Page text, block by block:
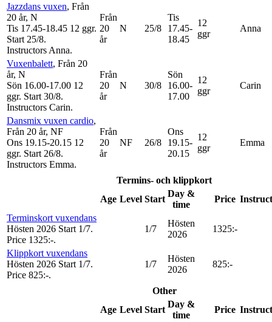
Jazzdans vuxen, Från
20 år, N
Tis 17.45-18.45 12 ggr.
Start 25/8.
Instructors Anna.
Från
20
år
N 25/8
Tis
17.45-
18.45
12
ggr
Anna
Vuxenbalett, Från 20
år, N
Sön 16.00-17.00 12
ggr. Start 30/8.
Instructors Carin.
Från
20
år
N 30/8
Sön
16.00-
17.00
12
ggr
Carin
Dansmix vuxen cardio,
Från 20 år, NF
Ons 19.15-20.15 12
ggr. Start 26/8.
Instructors Emma.
Från
20
år
NF 26/8
Ons
19.15-
20.15
12
ggr
Emma
Termins- och klippkort
Age Level Start
Day &
time
Price
Terminskort vuxendans
Hösten 2026 Start 1/7.
Price 1325:-.
1/7
Hösten
2026
1325:-
Klippkort vuxendans
Hösten 2026 Start 1/7.
Price 825:-.
1/7
Hösten
2026
825:-
Other
Age Level Start
Day &
time
Price